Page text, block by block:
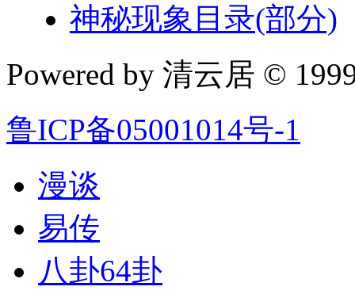
神秘现象目录(部分)
Powered by 清云居 ©
鲁ICP备05001014号-1
漫谈
易传
八卦64卦